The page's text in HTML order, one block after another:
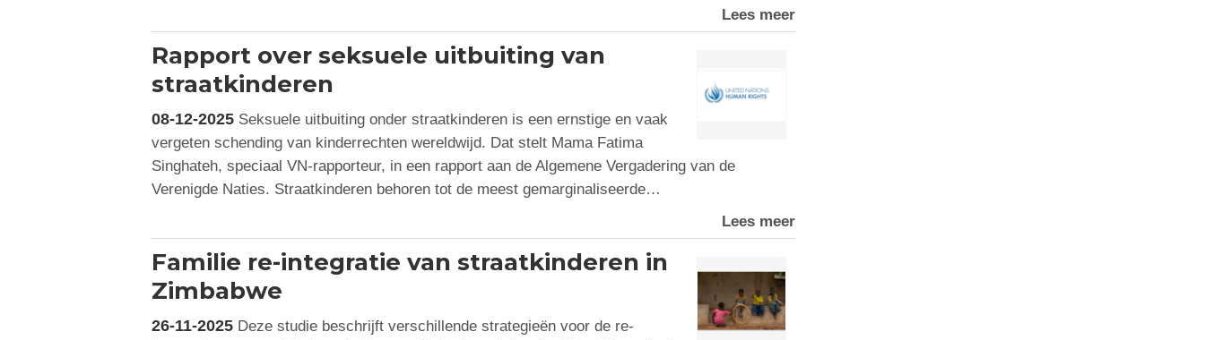
Lees meer
Rapport over seksuele uitbuiting van
straatkinderen
08-12-2025Seksuele uitbuiting onder straatkinderen is een ernstige en vaak
vergeten schending van kinderrechten wereldwijd. Dat stelt Mama Fatima
Singhateh, speciaal VN-rapporteur, in een rapport aan de Algemene Vergadering van de
Verenigde Naties. Straatkinderen behoren tot de meest gemarginaliseerde…
Lees meer
Familie re-integratie van straatkinderen in
Zimbabwe
26-11-2025Deze studie beschrijft verschillende strategieën voor de re-